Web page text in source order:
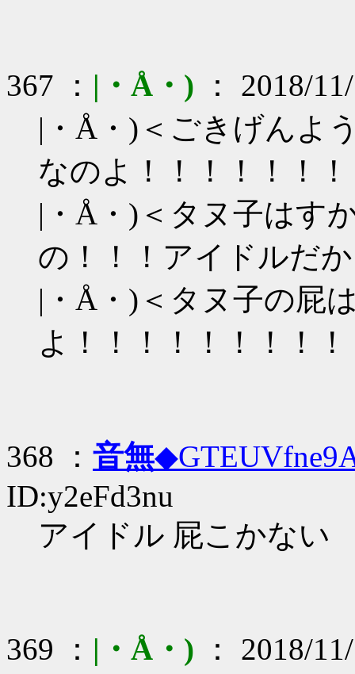
367 ： |・Å・) ： 2018/
|・Å・)＜ごきげんよ
なのよ！！！！！！！
|・Å・)＜タヌ子はす
の！！！アイドルだ
|・Å・)＜タヌ子の屁
よ！！！！！！！！
368 ： 音無
ID:y2eFd3nu
アイドル 屁こかない
369 ： |・Å・) ： 2018/